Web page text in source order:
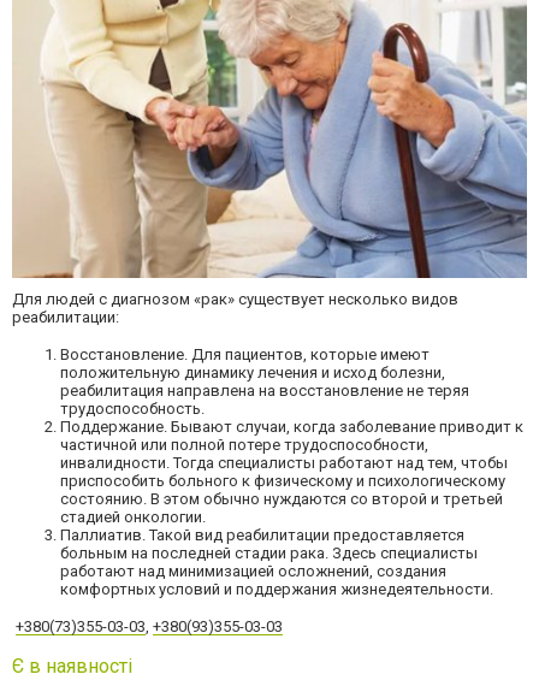
Для людей с диагнозом «рак» существует несколько видов
реабилитации:
Восстановление. Для пациентов, которые имеют
положительную динамику лечения и исход болезни,
реабилитация направлена на восстановление не теряя
трудоспособность.
Поддержание. Бывают случаи, когда заболевание приводит к
частичной или полной потере трудоспособности,
инвалидности. Тогда специалисты работают над тем, чтобы
приспособить больного к физическому и психологическому
состоянию. В этом обычно нуждаются со второй и третьей
стадией онкологии.
Паллиатив. Такой вид реабилитации предоставляется
больным на последней стадии рака. Здесь специалисты
работают над минимизацией осложнений, создания
комфортных условий и поддержания жизнедеятельности.
+380(73)355-03-03 +380(93)355-03-03
Є в наявності